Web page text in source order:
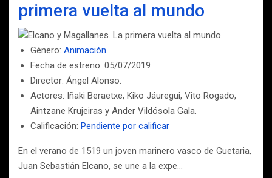
primera vuelta al mundo
Género: Animación
Fecha de estreno: 05/07/2019
Director: Ángel Alonso.
Actores: Iñaki Beraetxe, Kiko Jáuregui, Vito Rogado,
Aintzane Krujeiras y Ander Vildósola Gala.
Calificación: Pendiente por calificar
En el verano de 1519 un joven marinero vasco de Guetaria,
Juan Sebastián Elcano, se une a la expe…